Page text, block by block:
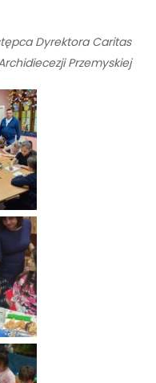
Dyrektora Caritas
Przemyskiej